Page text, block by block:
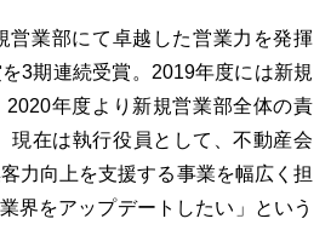
営業部にて卓越した営業力を発揮
3期連続受賞。2019年度には新規
年度より新規営業部全体の責
現在は執行役員として、不動産会
力向上を支援する事業を幅広く担
界をアップデートしたい」という